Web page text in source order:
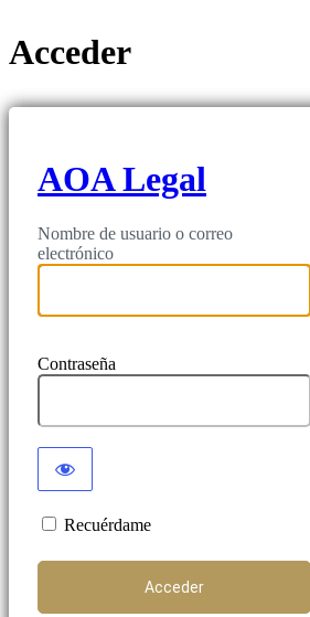
Acceder
AOA Legal
Nombre de usuario o correo
electrónico
Contraseña
Recuérdame